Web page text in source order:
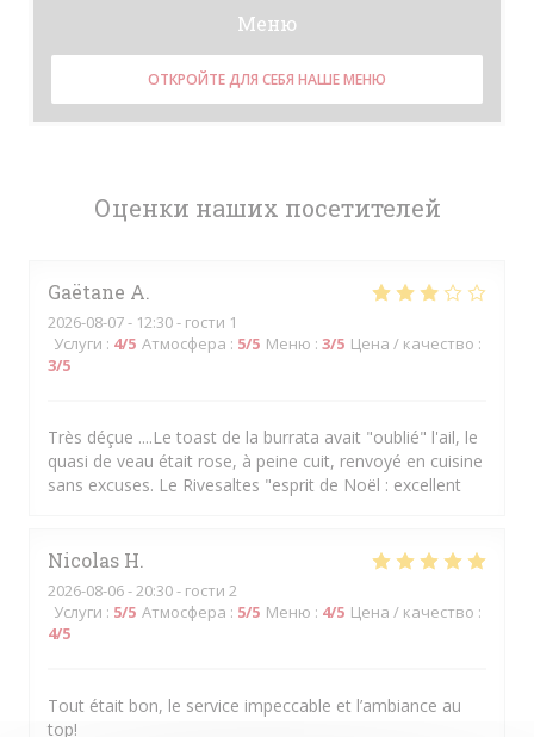
Оценки наших посетителей
Gaëtane A
2026-08-07- 12:30 - гости 1
Услуги : 4/5 Атмосфера : 5/5 Меню : 3/5 Цена / качество :
3/5
Très déçue ....Le toast de la burrata avait "oublié" l'ail, le
quasi de veau était rose, à peine cuit, renvoyé en cuisine
sans excuses. Le Rivesaltes "esprit de Noël : excellent
Nicolas H
2026-08-06- 20:30 - гости 2
Услуги : 5/5 Атмосфера : 5/5 Меню : 4/5 Цена / качество :
4/5
Tout était bon, le service impeccable et l’ambiance au
top!
Меню
ОТКРОЙТЕ ДЛЯ СЕБЯ НАШЕ МЕНЮ